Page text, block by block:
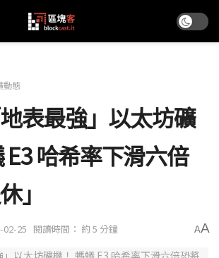
動態
表最強」以太坊礦
E3 哈希率下滑六倍
」
02-25 閱讀時間： 約 5 分鐘 AA